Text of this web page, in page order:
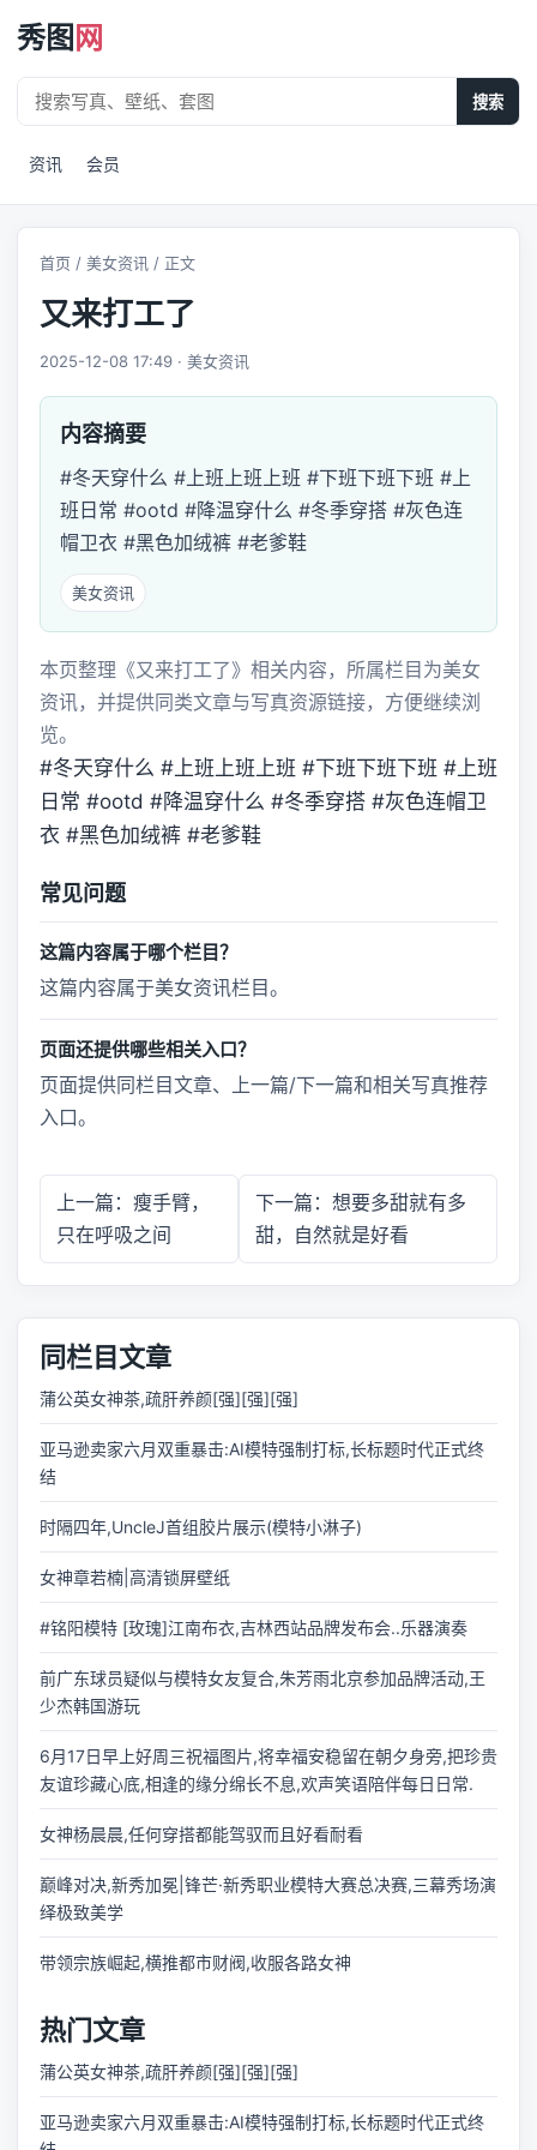
秀图 网
搜索
资讯 会员
首页 / 美女资讯 / 正文
又来打工了
2025-12-08 17:49 · 美女资讯
内容摘要
#冬天穿什么 #上班上班上班 #下班下班下班 #上
班日常 #ootd #降温穿什么 #冬季穿搭 #灰色连
帽卫衣 #黑色加绒裤 #老爹鞋
美女资讯
本页整理《又来打工了》相关内容，所属栏目为美女
资讯，并提供同类文章与写真资源链接，方便继续浏
览。
#冬天穿什么 #上班上班上班 #下班下班下班 #上班
日常 #ootd #降温穿什么 #冬季穿搭 #灰色连帽卫
衣 #黑色加绒裤 #老爹鞋
常见问题
这篇内容属于哪个栏目？
这篇内容属于美女资讯栏目。
页面还提供哪些相关入口？
页面提供同栏目文章、上一篇/下一篇和相关写真推荐
入口。
上一篇：瘦手臂，
只在呼吸之间
下一篇：想要多甜就有多
甜，自然就是好看
同栏目文章
蒲公英女神茶,疏肝养颜[强][强][强]
亚马逊卖家六月双重暴击:AI模特强制打标,长标题时代正式终
结
时隔四年,UncleJ首组胶片展示(模特小淋子)
女神章若楠|高清锁屏壁纸
#铭阳模特 [玫瑰]江南布衣,吉林西站品牌发布会..乐器演奏
前广东球员疑似与模特女友复合,朱芳雨北京参加品牌活动,王
少杰韩国游玩
6月17日早上好周三祝福图片,将幸福安稳留在朝夕身旁,把珍贵
友谊珍藏心底,相逢的缘分绵长不息,欢声笑语陪伴每日日常.
女神杨晨晨,任何穿搭都能驾驭而且好看耐看
巅峰对决,新秀加冕|锋芒·新秀职业模特大赛总决赛,三幕秀场演
绎极致美学
带领宗族崛起,横推都市财阀,收服各路女神
热门文章
蒲公英女神茶,疏肝养颜[强][强][强]
亚马逊卖家六月双重暴击:AI模特强制打标,长标题时代正式终